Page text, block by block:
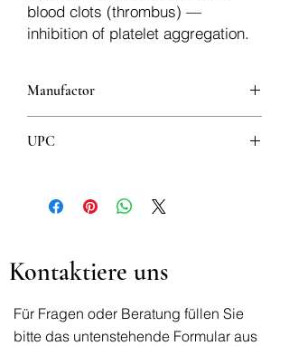
blood clots (thrombus) —
inhibition of platelet aggregation.
Manufactor
UPC
500mg 4008500100714
Kontaktiere uns
Für Fragen oder Beratung füllen Sie
bitte das untenstehende Formular aus